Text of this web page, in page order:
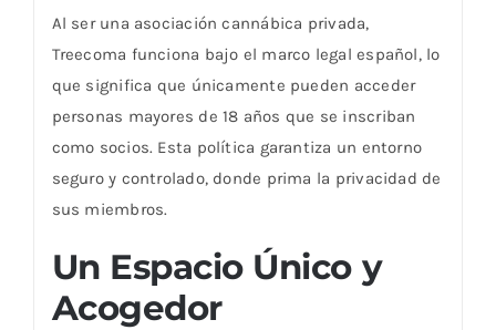
Al ser una asociación cannábica privada,
Treecoma funciona bajo el marco legal español, lo
que significa que únicamente pueden acceder
personas mayores de 18 años que se inscriban
como socios. Esta política garantiza un entorno
seguro y controlado, donde prima la privacidad de
sus miembros.
Un Espacio Único y
Acogedor